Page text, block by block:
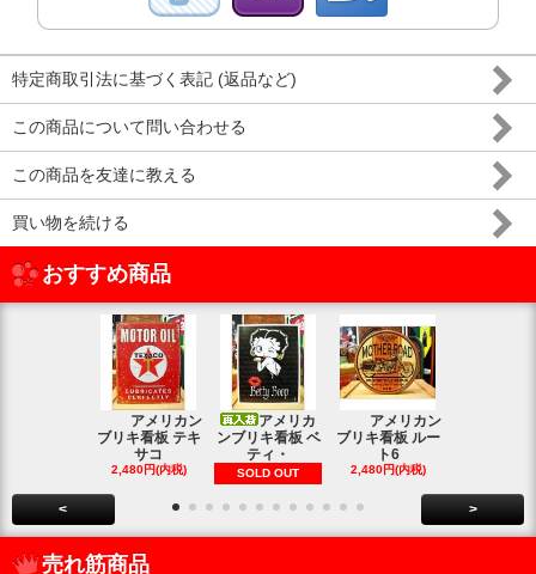
特定商取引法に基づく表記 (返品など)
この商品について問い合わせる
この商品を友達に教える
買い物を続ける
おすすめ商品
アメリカン
ブリキ看板 テキ
サコ
2,480円(内税)
アメリカ
ンブリキ看板 ベ
ティ・
SOLD OUT
アメリカン
ブリキ看板 ルー
ト6
2,480円(内税)
< >
売れ筋商品